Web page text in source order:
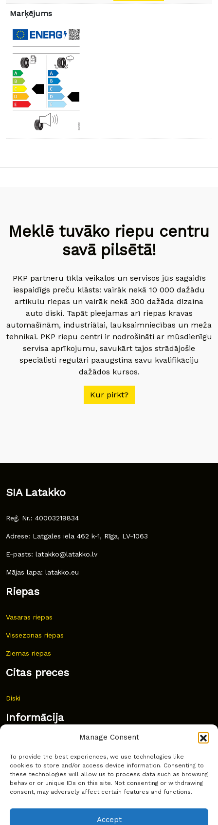
Manage Consent
To provide the best experiences, we use technologies like
cookies to store and/or access device information. Consenting to
these technologies will allow us to process data such as browsing
behavior or unique IDs on this site. Not consenting or withdrawing
consent, may adversely affect certain features and functions.
Accept
Marķējums
Meklē tuvāko riepu centru
savā pilsētā!
PKP partneru tīkla veikalos un servisos jūs sagaidīs
iespaidīgs preču klāsts: vairāk nekā 10 000 dažādu
artikulu riepas un vairāk nekā 300 dažāda dizaina
auto diski. Tapāt pieejamas arī riepas kravas
automašīnām, industriālai, lauksaimniecības un meža
tehnikai. PKP riepu centri ir nodrošināti ar mūsdienīgu
servisa aprīkojumu, savukārt tajos strādājošie
speciālisti regulāri paaugstina savu kvalifikāciju
dažādos kursos.
Kur pirkt?
SIA Latakko
Reģ. Nr.: 40003219834
Adrese: Latgales iela 462 k-1, Rīga, LV-1063
E-pasts: latakko@latakko.lv
Mājas lapa: latakko.eu
Riepas
Vasaras riepas
Vissezonas riepas
Ziemas riepas
Citas preces
Diski
Informācija
Bieži uzdoti jautājumi
Kur pirkt?
Sīkdatņu politika